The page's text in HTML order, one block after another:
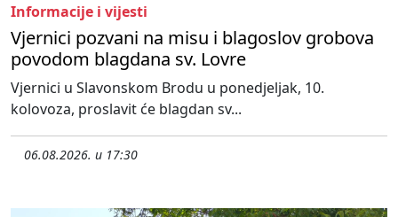
Informacije i vijesti
Vjernici pozvani na misu i blagoslov grobova
povodom blagdana sv. Lovre
Vjernici u Slavonskom Brodu u ponedjeljak, 10.
kolovoza, proslavit će blagdan sv...
06.08.2026. u 17:30